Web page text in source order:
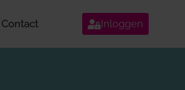
Contact Inloggen